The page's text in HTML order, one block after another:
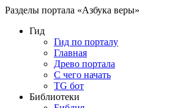
Разделы портала «Азбука веры»
Гид
Гид по порталу
Главная
Древо портала
С чего начать
TG бот
Библиотеки